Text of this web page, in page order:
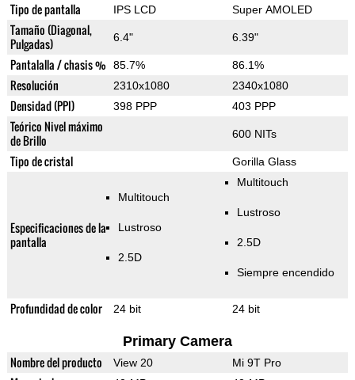
Tipo de pantalla IPS LCD Super AMOLED
Tamaño (Diagonal,
Pulgadas)
6.4" 6.39"
Pantalalla / chasis % 85.7% 86.1%
Resolución 2310x1080 2340x1080
Densidad (PPI) 398 PPP 403 PPP
Teórico Nivel máximo
de Brillo
600 NITs
Tipo de cristal Gorilla Glass
Especificaciones de la
pantalla
Multitouch
Lustroso
2.5D
Multitouch
Lustroso
2.5D
Siempre encendido
Profundidad de color 24 bit 24 bit
Primary Camera
Nombre del producto View 20 Mi 9T Pro